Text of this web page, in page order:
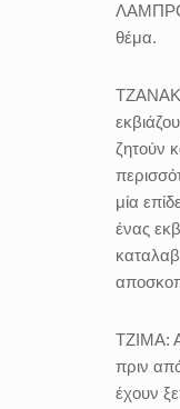
θέμα.
ζητούν
μία
ένας
ΤΖΙΜΑ:
πριν
έχουν